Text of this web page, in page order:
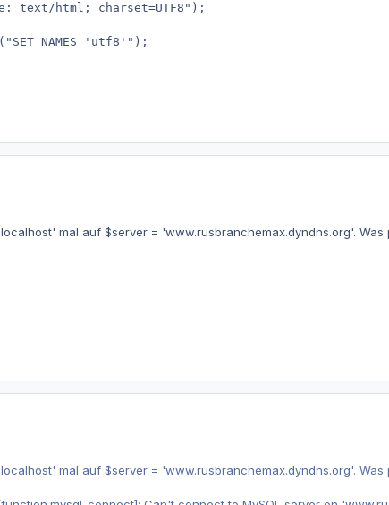
text/html; charset=UTF8");
NAMES 'utf8'");
mal auf $server = 'www.rusbranchemax.dyndns.org'. Was
mal auf $server = 'www.rusbranchemax.dyndns.org'. Was